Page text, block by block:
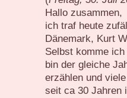
Hallo zusammen,
ich traf heute
Dänemark, Kurt
Selbst komme
bin der gleiche
erzählen und
seit ca 30 Jahren